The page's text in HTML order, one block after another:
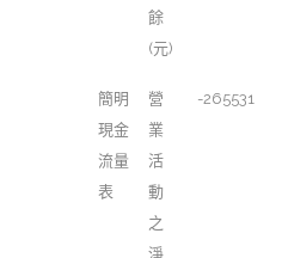
餘
(元)
簡明
現金
流量
表
營
業
活
動
之
淨
-265531